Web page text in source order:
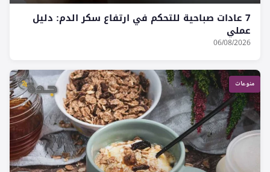
7 عادات صباحية للتحكم في ارتفاع سكر الدم: دليل
عملي
06/08/2026
منوعات